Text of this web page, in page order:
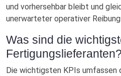
und vorhersehbar bleibt und
unerwarteter operativer
Was sind die
Fertigungslieferanten?
Die wichtigsten KPIs umfassen